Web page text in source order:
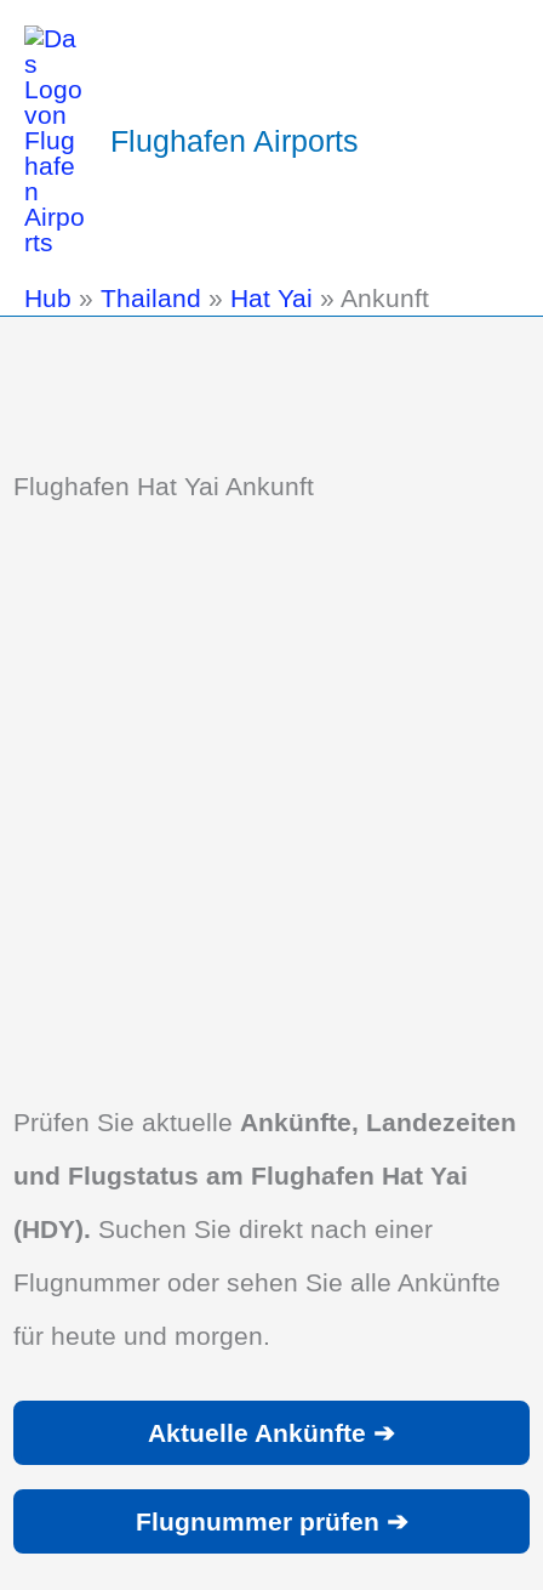
Flughafen Airports
Hub » Thailand » Hat Yai » Ankunft
Flughafen Hat Yai Ankunft
Prüfen Sie aktuelle Ankünfte, Landezeiten
und Flugstatus am Flughafen Hat Yai
(HDY). Suchen Sie direkt nach einer
Flugnummer oder sehen Sie alle Ankünfte
für heute und morgen.
Aktuelle Ankünfte ➔
Flugnummer prüfen ➔